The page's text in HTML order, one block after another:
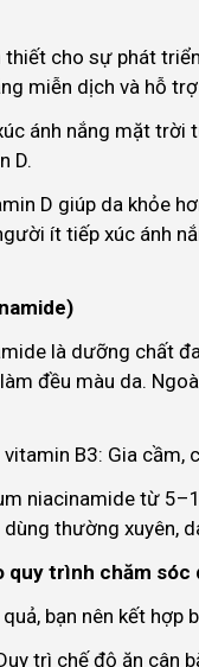
cho sự phát
miễn dịch và hỗ
ánh nắng mặt
D.
D giúp da khỏe
ít tiếp xúc ánh
là dưỡng chất
đều màu da.
B3: Gia cầm,
niacinamide từ
thường xuyên,
quy trình chăm sóc
bạn nên kết
trì chế độ ăn cân